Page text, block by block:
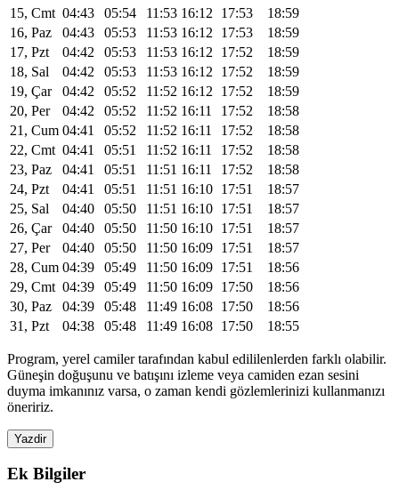
15, Cmt 04:43 05:54 11:53 16:12 17:53
18:59
16, Paz
04:43 05:53 11:53 16:12 17:53
18:59
17, Pzt
04:42 05:53 11:53 16:12 17:52
18:59
18, Sal
04:42 05:53 11:53 16:12 17:52
18:59
19, Çar
04:42 05:52 11:52 16:12 17:52
18:59
20, Per
04:42 05:52 11:52 16:11 17:52
18:58
21, Cum 04:41 05:52 11:52 16:11 17:52
18:58
22, Cmt 04:41 05:51 11:52 16:11 17:52
18:58
23, Paz
04:41 05:51 11:51 16:11 17:52
18:58
24, Pzt
04:41 05:51 11:51 16:10 17:51
18:57
25, Sal
04:40 05:50 11:51 16:10 17:51
18:57
26, Çar
04:40 05:50 11:50 16:10 17:51
18:57
27, Per
04:40 05:50 11:50 16:09 17:51
18:57
28, Cum 04:39 05:49 11:50 16:09 17:51
18:56
29, Cmt 04:39 05:49 11:50 16:09 17:50
18:56
30, Paz
04:39 05:48 11:49 16:08 17:50
18:56
31, Pzt
04:38 05:48 11:49 16:08 17:50 18:55
Program, yerel camiler tarafından kabul edililenlerden farklı olabilir.
Güneşin doğuşunu ve batışını izleme veya camiden ezan sesini
duyma imkanınız varsa, o zaman kendi gözlemlerinizi kullanmanızı
öneririz.
Yazdir
Ek Bilgiler